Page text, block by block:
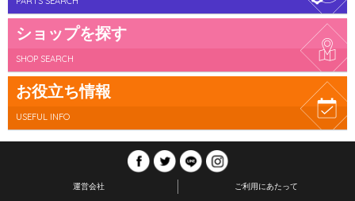
ショップを探す
SHOP SEARCH
お役立ち情報
USEFUL INFO
運営会社 ご利用にあたって